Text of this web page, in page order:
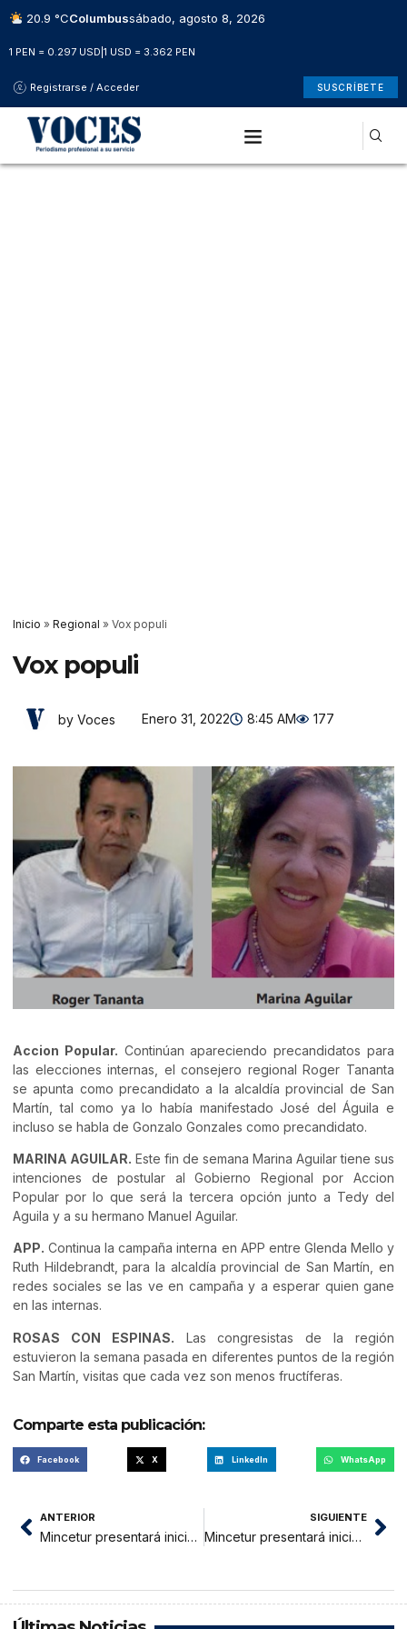
20.9 °CColumbussábado, agosto 8, 2026
1 PEN = 0.297 USD 1 USD = 3.362 PEN
Registrarse / Acceder SUSCRÍBETE
Inicio » Regional » Vox populi
Vox populi
by Voces Enero 31, 2022 8:45 AM 177
Accion Popular. Continúan apareciendo precandidatos para
las elecciones internas, el consejero regional Roger Tananta
se apunta como precandidato a la alcaldía provincial de San
Martín, tal como ya lo había manifestado José del Águila e
incluso se habla de Gonzalo Gonzales como precandidato.
MARINA AGUILAR. Este fin de semana Marina Aguilar tiene sus
intenciones de postular al Gobierno Regional por Accion
Popular por lo que será la tercera opción junto a Tedy del
Aguila y a su hermano Manuel Aguilar.
APP. Continua la campaña interna en APP entre Glenda Mello y
Ruth Hildebrandt, para la alcaldía provincial de San Martín, en
redes sociales se las ve en campaña y a esperar quien gane
en las internas.
ROSAS CON ESPINAS. Las congresistas de la región
estuvieron la semana pasada en diferentes puntos de la región
San Martín, visitas que cada vez son menos fructíferas.
Comparte esta publicación:
Facebook X LinkedIn WhatsApp
ANTERIOR
Mincetur presentará iniciativas para reactivación del sector turismo
SIGUIENTE
Mincetur presentará iniciativas para reactivación del sector turismo en San Martín